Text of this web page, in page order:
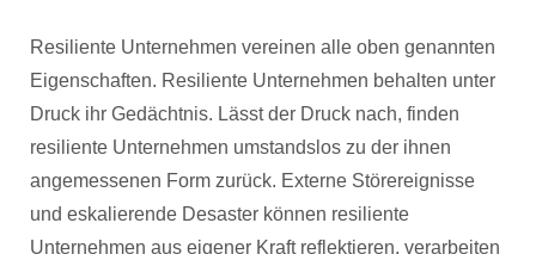
Resiliente Unternehmen vereinen alle oben genannten
Eigenschaften. Resiliente Unternehmen behalten unter
Druck ihr Gedächtnis. Lässt der Druck nach, finden
resiliente Unternehmen umstandslos zu der ihnen
angemessenen Form zurück. Externe Störereignisse
und eskalierende Desaster können resiliente
Unternehmen aus eigener Kraft reflektieren, verarbeiten